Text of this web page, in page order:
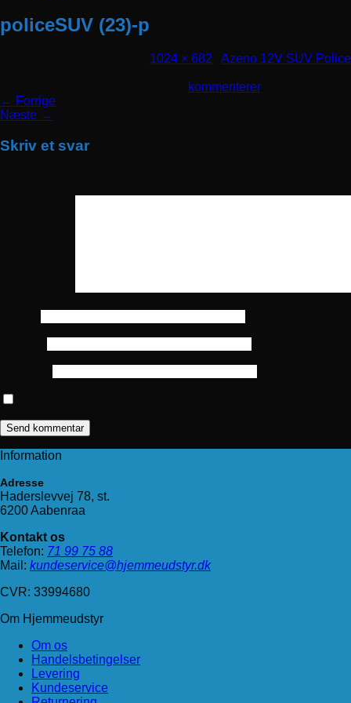
policeSUV (23)-p
1024 × 682 Azeno 12V SUV
kommenterer.
← Forrige
Næste →
Skriv et svar
Information
Adresse
Haderslevvej 78, st.
6200 Aabenraa
Kontakt os
Telefon: 71 99 75 88
Mail: kundeservice@hjemmeudstyr.dk
CVR: 33994680
Om Hjemmeudstyr
Om os
Handelsbetingelser
Levering
Kundeservice